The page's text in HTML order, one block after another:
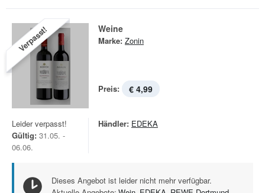
Verpasst! Weine
Marke: Zonin
Preis: € 4,99
Leider verpasst!
Gültig: 31.05. -
06.06.
Händler: EDEKA
Dieses Angebot ist leider nicht mehr verfügbar.